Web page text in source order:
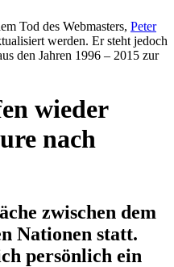
Tod des Webmasters, Peter
werden. Er steht jedoch
den Jahren 1996 – 2015 zur
wieder
nach
zwischen dem
Nationen statt.
persönlich ein